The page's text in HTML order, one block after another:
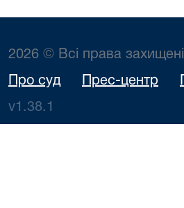
2026 © Всі права захищені
Про суд Прес-центр
v1.38.1